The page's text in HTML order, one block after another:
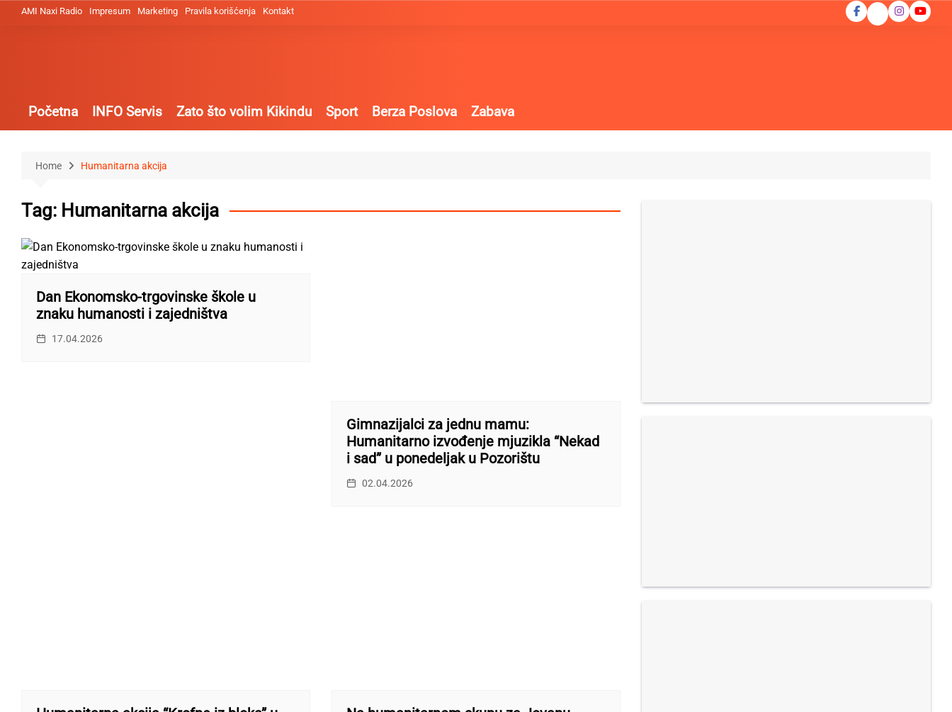
AMI Naxi Radio Impresum Marketing Pravila korišćenja Kontakt
Početna INFO Servis Zato što volim Kikindu Sport Berza Poslova Zabava
Home Humanitarna akcija
Tag: Humanitarna akcija
Dan Ekonomsko-trgovinske škole u
znaku humanosti i zajedništva
17.04.2026
Gimnazijalci za jednu mamu:
Humanitarno izvođenje mjuzikla “Nekad
i sad” u ponedeljak u Pozorištu
02.04.2026